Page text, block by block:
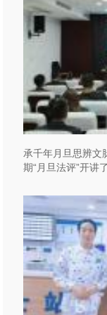
承千年月旦思辨
期“月旦法评”开讲了